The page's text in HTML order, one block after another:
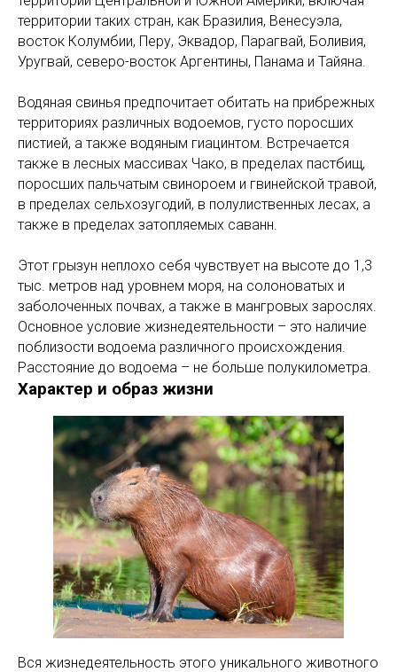
территории таких стран, как Бразилия, Венесуэла,
восток Колумбии, Перу, Эквадор, Парагвай, Боливия,
Уругвай, северо-восток Аргентины, Панама и Тайяна.
Водяная свинья предпочитает обитать на прибрежных
территориях различных водоемов, густо поросших
пистией, а также водяным гиацинтом. Встречается
также в лесных массивах Чако, в пределах пастбищ,
поросших пальчатым свинороем и гвинейской травой,
в пределах сельхозугодий, в полулиственных лесах, а
также в пределах затопляемых саванн.
Этот грызун неплохо себя чувствует на высоте до 1,3
тыс. метров над уровнем моря, на солоноватых и
заболоченных почвах, а также в мангровых зарослях.
Основное условие жизнедеятельности – это наличие
поблизости водоема различного происхождения.
Расстояние до водоема – не больше полукилометра.
Характер и образ жизни
Вся жизнедеятельность этого уникального животного